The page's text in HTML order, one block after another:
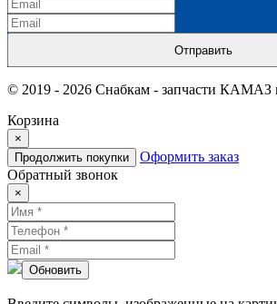
Отправить
© 2019 - 2026 Снабкам - запчасти КАМАЗ
Корзина
×
Продолжить покупки
Оформить заказ
Обратный звонок
×
Обновить